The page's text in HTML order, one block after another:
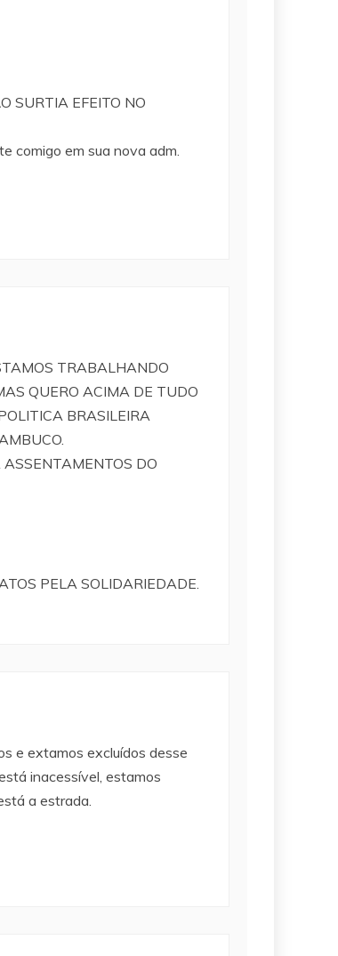
SURTIA EFEITO NO
comigo em sua nova adm.
TRABALHANDO
QUERO ACIMA DE TUDO
BRASILEIRA
DO
PELA SOLIDARIEDADE.
e extamos excluídos desse
inacessível, estamos
a estrada.